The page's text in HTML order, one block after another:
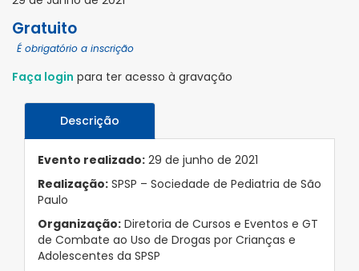
Gratuito
É obrigatório a inscrição
Faça login para ter acesso à gravação
Descrição
Evento realizado: 29 de junho de 2021
Realização: SPSP – Sociedade de Pediatria de São
Paulo
Organização: Diretoria de Cursos e Eventos e GT
de Combate ao Uso de Drogas por Crianças e
Adolescentes da SPSP